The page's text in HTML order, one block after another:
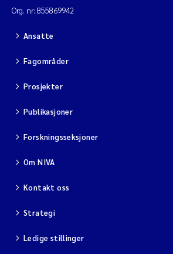
Org. nr: 855869942
Ansatte
Fagområder
Prosjekter
Publikasjoner
Forskningsseksjoner
Om NIVA
Kontakt oss
Strategi
Ledige stillinger